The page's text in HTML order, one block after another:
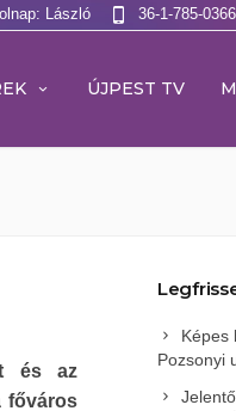
László 36-1-785-0366
ÚJPEST TV
és az
főváros
Képes
Pozsonyi